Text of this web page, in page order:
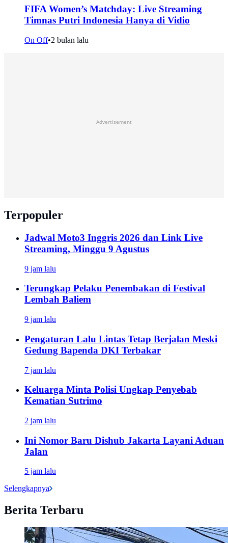
FIFA Women’s Matchday: Live Streaming
Timnas Putri Indonesia Hanya di Vidio
On Off•2 bulan lalu
Advertisement
Terpopuler
Jadwal Moto3 Inggris 2026 dan Link Live
Streaming, Minggu 9 Agustus
9 jam lalu
Terungkap Pelaku Penembakan di Festival
Lembah Baliem
9 jam lalu
Pengaturan Lalu Lintas Tetap Berjalan Meski
Gedung Bapenda DKI Terbakar
7 jam lalu
Keluarga Minta Polisi Ungkap Penyebab
Kematian Sutrimo
2 jam lalu
Ini Nomor Baru Dishub Jakarta Layani Aduan
Jalan
5 jam lalu
Selengkapnya
Berita Terbaru